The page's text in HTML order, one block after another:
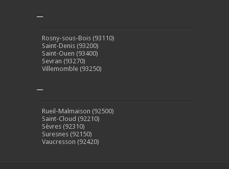
–
Rosny-sous-Bois (93110)
Saint-Denis (93200)
Saint-Ouen (93400)
Sevran (93270)
Villemomble (93250)
–
Rueil-Malmaison (92500)
Saint-Cloud (92210)
Sèvres (92310)
Suresnes (92150)
Vaucresson (92420)